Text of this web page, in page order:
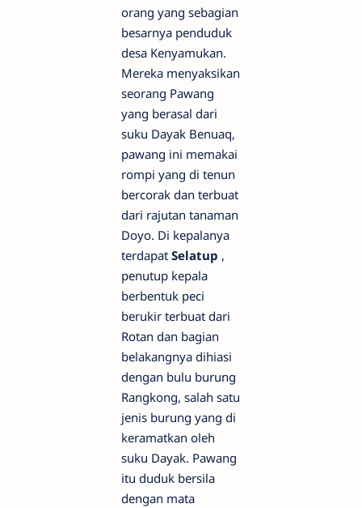
orang yang sebagian
besarnya penduduk
desa Kenyamukan.
Mereka menyaksikan
seorang Pawang
yang berasal dari
suku Dayak Benuaq,
pawang ini memakai
rompi yang di tenun
bercorak dan terbuat
dari rajutan tanaman
Doyo. Di kepalanya
terdapat Selatup ,
penutup kepala
berbentuk peci
berukir terbuat dari
Rotan dan bagian
belakangnya dihiasi
dengan bulu burung
Rangkong, salah satu
jenis burung yang di
keramatkan oleh
suku Dayak. Pawang
itu duduk bersila
dengan mata